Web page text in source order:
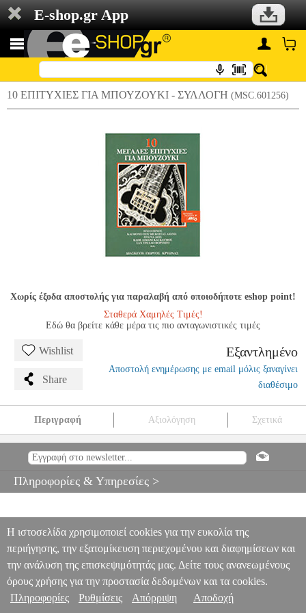
E-shop.gr App
10 ΕΠΙΤΥΧΙΕΣ ΓΙΑ ΜΠΟΥΖΟΥΚΙ - ΣΥΛΛΟΓΗ (MSC.601256)
Χωρίς έξοδα αποστολής για παραλαβή από οποιοδήποτε eshop point!
Σταθερά Χαμηλές Τιμές!
Εδώ θα βρείτε κάθε μέρα τις πιο ανταγωνιστικές τιμές
Wishlist
Share
Εξαντλημένο
Αποστολή ενημέρωσης με email μόλις ξαναγίνει
διαθέσιμο
Περιγραφή Αξιολόγηση Σχετικά
MSC.601256 ARCOARCO
ΜΟΥΣΙΚΑ ΒΙΒΛΙΑ ΕΛΛΗΝΙΚΟΥ
0
Πληροφορίες & Υπηρεσίες >
Η ιστοσελίδα χρησιμοποιεί cookies για την ευκολία της
περιήγησης, την εξατομίκευση περιεχομένου και διαφημίσεων και
την ανάλυση της επισκεψιμότητάς μας. Δείτε τους ανανεωμένους
όρους χρήσης για την προστασία δεδομένων και τα cookies.
Πληροφορίες
Ρυθμίσεις Απόρριψη Αποδοχή